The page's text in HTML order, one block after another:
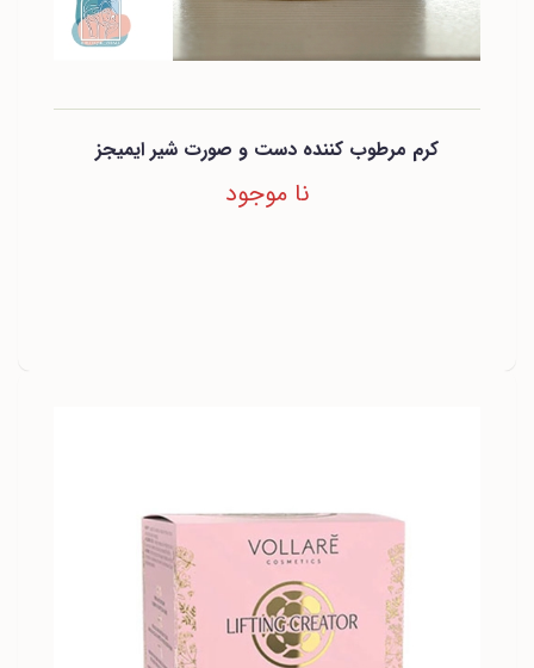
کرم مرطوب کننده دست و صورت شیر ایمیجز
نا موجود